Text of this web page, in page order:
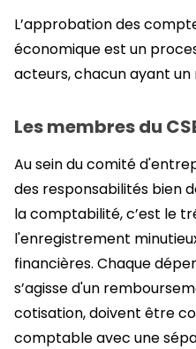
L’approbation des
économique est un
acteurs, chacun ayant un
Les membres du
Au sein du comité
des responsabilités bien
la comptabilité, c’est le
l'enregistrement
financières. Chaque
s’agisse d'un
cotisation, doivent être
comptable avec une